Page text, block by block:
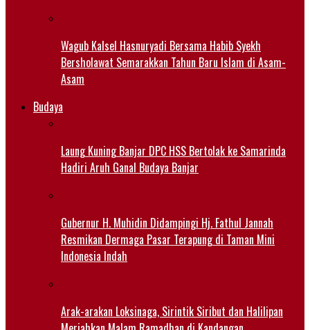
Wagub Kalsel Hasnuryadi Bersama Habib Syekh
Bersholawat Semarakkan Tahun Baru Islam di Asam-
Asam
Budaya
Laung Kuning Banjar DPC HSS Bertolak ke Samarinda
Hadiri Aruh Ganal Budaya Banjar
Gubernur H. Muhidin Didampingi Hj. Fathul Jannah
Resmikan Dermaga Pasar Terapung di Taman Mini
Indonesia Indah
Arak-arakan Loksinaga, Sirintik Siribut dan Halilipan